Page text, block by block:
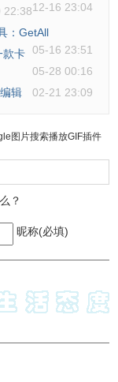
12-16 23:04
22:38
：GetAll
05-16 23:51
款卡
05-28 00:16
辑
02-21 23:09
图片搜索播放GIF插件
？
昵称(必填)